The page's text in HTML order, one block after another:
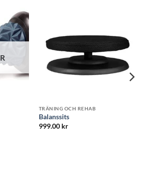
Rea!
SLUT I LAGER
TRÄNING OCH REHAB
Foam Roller Wave
399.00kr Det
299.00